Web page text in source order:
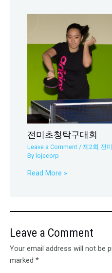
전미초청탁구대회
Leave a Comment /제2회 전
Bylojecorp
Read More »
Leave a Comment
Your email address will not be
marked *